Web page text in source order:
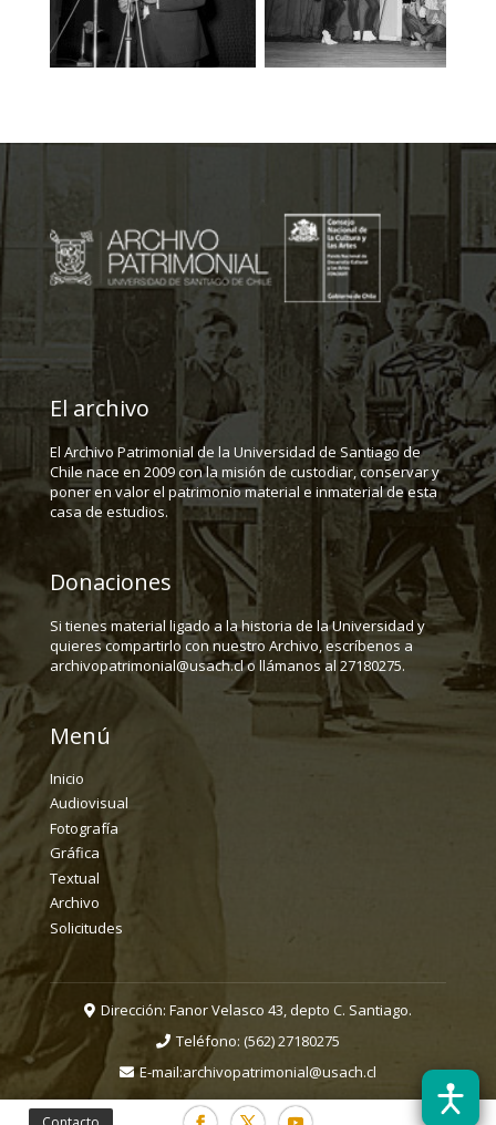
El archivo
El Archivo Patrimonial de la Universidad de Santiago de
Chile nace en 2009 con la misión de custodiar, conservar y
poner en valor el patrimonio material e inmaterial de esta
casa de estudios.
Donaciones
Si tienes material ligado a la historia de la Universidad y
quieres compartirlo con nuestro Archivo, escríbenos a
archivopatrimonial@usach.cl o llámanos al 27180275.
Menú
Inicio
Audiovisual
Fotografía
Gráfica
Textual
Archivo
Solicitudes
Dirección: Fanor Velasco 43, depto C. Santiago.
Teléfono: (562) 27180275
E-mail:archivopatrimonial@usach.cl